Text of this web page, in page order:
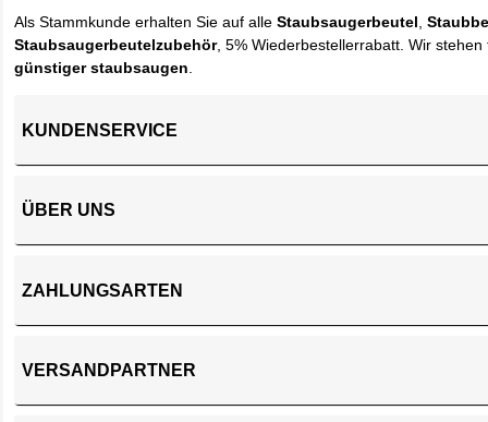
Als Stammkunde erhalten Sie auf alleStaubsaugerbeutel,
Staubsaugerbeutelzubehör, 5% Wiederbestellerrabatt. Wir
günstiger staubsaugen.
KUNDENSERVICE
ÜBER UNS
ZAHLUNGSARTEN
VERSANDPARTNER